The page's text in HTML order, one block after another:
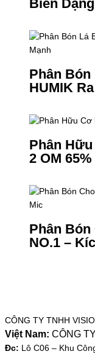
Biến
Phân
HUMIK
Phân
2 OM 65%
Phân Bón
NO.1 –
CÔNG TY TNHH
Việt Nam: CÔNG
Đc: Lô C06 – Khu